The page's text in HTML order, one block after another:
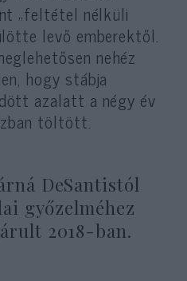
„feltétel nélküli
levő emberektől.
nehéz
hogy stábja
azalatt a négy év
töltött.
DeSantistól
győzelméhez
2018-ban.